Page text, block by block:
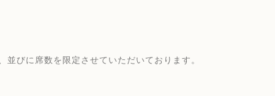
びに席数を限定させていただいております。